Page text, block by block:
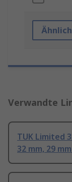
Verwandte
TUK Limited
32 mm, 29